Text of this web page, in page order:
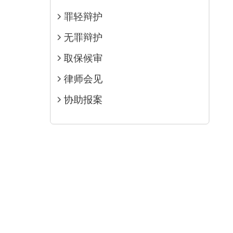
罪轻辩护
无罪辩护
取保候审
律师会见
协助报案